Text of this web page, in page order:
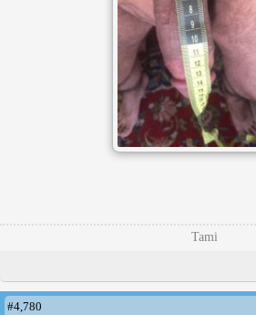
Tami
#4,780